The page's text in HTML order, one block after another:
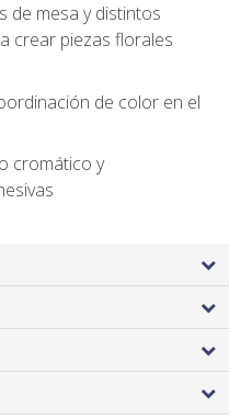
de mesa y distintos
crear piezas florales
de color en el
cromático y